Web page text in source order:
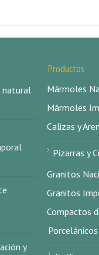
natural
y
Productos
Mármoles
Mármoles
Calizas y
Pizarras y
Granitos
Granitos
Compactos
Porcelánicos